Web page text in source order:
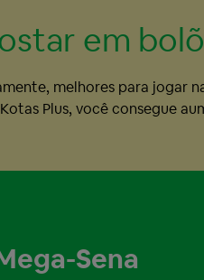
em
melhores para jogar
Plus, você consegue
Sena